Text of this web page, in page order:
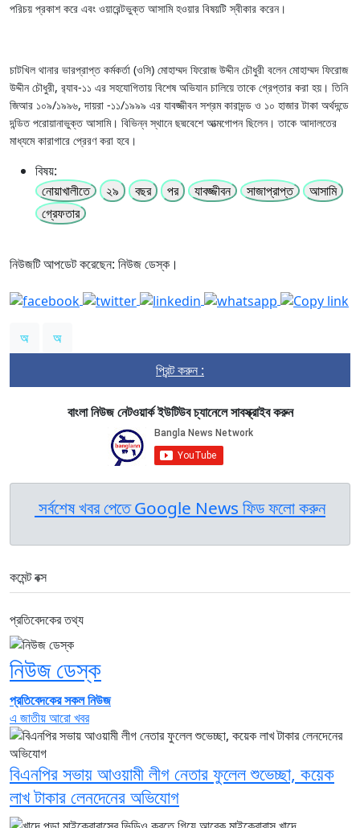
পরিচয় প্রকাশ করে এবং ওয়ারেন্টভুক্ত আসামি হওয়ার বিষয়টি স্বীকার করেন।
চাটখিল থানার ভারপ্রাপ্ত কর্মকর্তা (ওসি) মোহাম্মদ ফিরোজ উদ্দীন চৌধুরী বলেন মোহাম্মদ ফিরোজ
উদ্দীন চৌধুরী, র‍্যাব-১১ এর সহযোগিতায় বিশেষ অভিযান চালিয়ে তাকে গ্রেপ্তার করা হয়। তিনি
জিআর ১০৯/১৯৯৬, দায়রা -১১/১৯৯৯ এর যাবজ্জীবন সশ্রম কারাদন্ড ও ১০ হাজার টাকা অর্থদন্ডে
দন্ডিত পরোয়ানাভুক্ত আসামি। বিভিন্ন স্থানে ছদ্মবেশে আত্মগোপন ছিলেন। তাকে আদালতের
মাধ্যমে কারাগারে প্রেরণ করা হবে।
বিষয়:
নোয়াখালীতে
২৯ বছর পর যাবজ্জীবন সাজাপ্রাপ্ত
আসামি
গ্রেফতার
নিউজটি আপডেট করেছেন: নিউজ ডেস্ক।
অ
অ
প্রিন্ট করুন :
বাংলা নিউজ নেটওয়ার্ক ইউটিউব চ্যানেলে সাবস্ক্রাইব করুন
সর্বশেষ খবর পেতে Google News ফিড ফলো করুন
কমেন্ট বক্স
প্রতিবেদকের তথ্য
নিউজ ডেস্ক
প্রতিবেদকের সকল নিউজ
এ জাতীয় আরো খবর
বিএনপির সভায় আওয়ামী লীগ নেতার ফুলেল শুভেচ্ছা, কয়েক
লাখ টাকার লেনদেনের অভিযোগ